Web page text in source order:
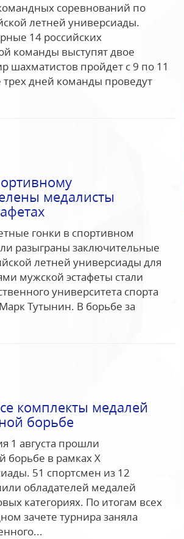
соревнований по
летней универсиады.
14 российских
команды выступят двое
пройдет с 9 по 11
трех дней команды проведут
медалисты
гонки в спортивном
разыграны заключительные
летней универсиады для
мужской эстафеты стали
университета спорта
Тутынин. В борьбе за
комплекты медалей
борьбе
1 августа прошли
борьбе в рамках Х
51 спортсмен из 12
обладателей медалей
категориях. По итогам всех
зачете турнира заняла